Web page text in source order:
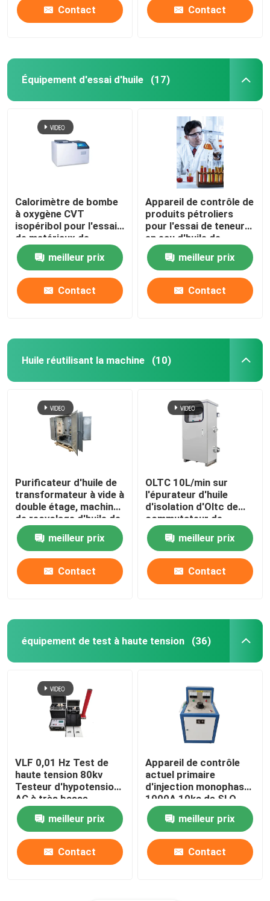
Contact Contact
Équipement d'essai d'huile (17)
Calorimètre de bombe
à oxygène CVT
isopéribol pour l'essai
de matériaux de
construction à base
d'huile d'alimentation
au charbon
meilleur prix
Contact
Appareil de contrôle de
produits pétroliers
pour l'essai de teneur
en eau d'huile de
transformateur
meilleur prix
Contact
Huile réutilisant la machine (10)
Purificateur d'huile de
transformateur à vide à
double étage, machine
de recyclage d'huile de
transformateur
meilleur prix
Contact
OLTC 10L/min sur
l'épurateur d'huile
d'isolation d'Oltc de
commutateur de
robinet de charge
meilleur prix
Contact
équipement de test à haute tension (36)
VLF 0,01 Hz Test de
haute tension 80kv
Testeur d'hypotension
AC à très basse
fréquence
meilleur prix
Contact
Appareil de contrôle
actuel primaire
d'injection monophasé
1000A 10ka de SLQ
meilleur prix
Contact